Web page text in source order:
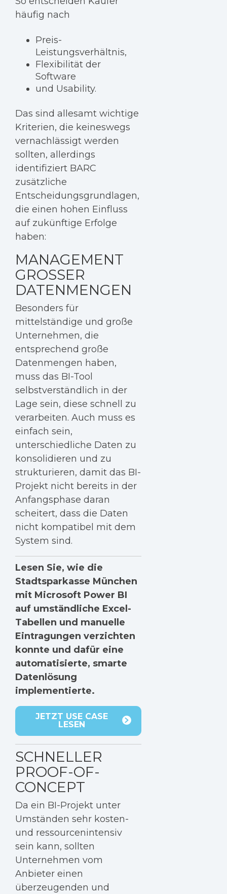
häufig nach
Preis-
Leistungsverhältnis,
Flexibilität der
Software
und Usability.
Das sind allesamt wichtige
Kriterien, die keineswegs
vernachlässigt werden
sollten, allerdings
identifiziert BARC
zusätzliche
Entscheidungsgrundlagen,
die einen hohen Einfluss
auf zukünftige Erfolge
haben:
MANAGEMENT
GROSSER D
ATENMENGEN
Besonders für
mittelständige und große
Unternehmen, die
entsprechend große
Datenmengen haben,
muss das BI-Tool
selbstverständlich in der
Lage sein, diese schnell zu
verarbeiten. Auch muss es
einfach sein,
unterschiedliche Daten zu
konsolidieren und zu
strukturieren, damit das BI-
Projekt nicht bereits in der
Anfangsphase daran
scheitert, dass die Daten
nicht kompatibel mit dem
System sind.
Lesen Sie, wie die
Stadtsparkasse München
mit Microsoft Power BI
auf umständliche Excel-
Tabellen und manuelle
Eintragungen verzichten
konnte und dafür eine
automatisierte, smarte
Datenlösung
implementierte.
JETZT USE CASE
LESEN
SCHNELLER
PROOF-OF-
CONCEPT
Da ein BI-Projekt unter
Umständen sehr kosten-
und ressourcenintensiv
sein kann, sollten
Unternehmen vom
Anbieter einen
überzeugenden und